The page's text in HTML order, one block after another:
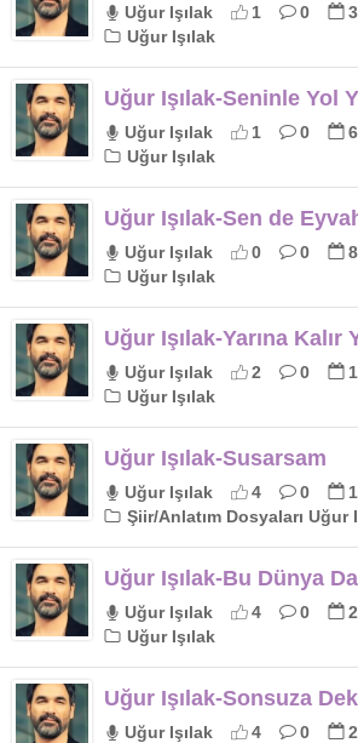
Uğur Işılak 1 0
Uğur Işılak
Uğur Işılak-Seninle Yol
Uğur Işılak 1 0
Uğur Işılak
Uğur Işılak-Sen de
Uğur Işılak 0 0
Uğur Işılak
Uğur Işılak-Yarına Kalır
Uğur Işılak 2 0
Uğur Işılak
Uğur Işılak-Susarsam
Uğur Işılak 4 0
Şiir/Anlatım Dosyaları Uğur
Uğur Işılak-Bu Dünya
Uğur Işılak 4 0
Uğur Işılak
Uğur Işılak-Sonsuza
Uğur Işılak 4 0